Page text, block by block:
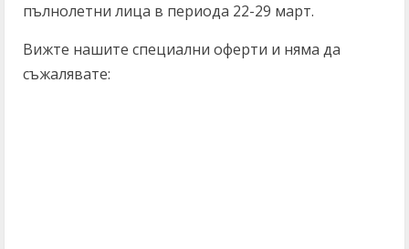
пълнолетни лица в периода 22-29 март.
Вижте нашите специални оферти и няма да
съжалявате: